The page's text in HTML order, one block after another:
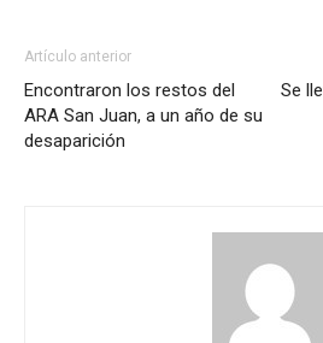
Artículo anterior
Encontraron los restos del
ARA San Juan, a un año de su
desaparición
Se